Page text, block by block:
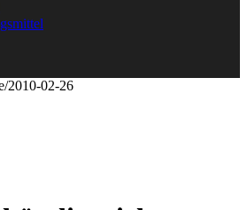
/2010-02-26